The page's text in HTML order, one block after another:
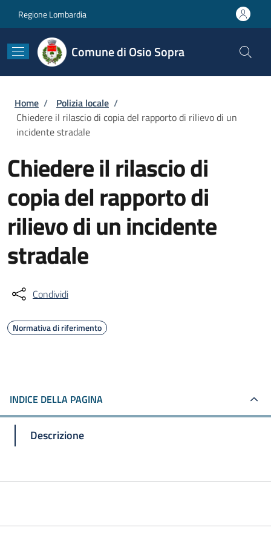
Regione Lombardia
Comune di Osio Sopra
Briciole di pane
Home / Polizia locale /
Chiedere il rilascio di copia del rapporto di rilievo di un
incidente stradale
Chiedere il rilascio di
copia del rapporto di
rilievo di un incidente
stradale
Condividi
Normativa di riferimento
INDICE DELLA PAGINA
Descrizione